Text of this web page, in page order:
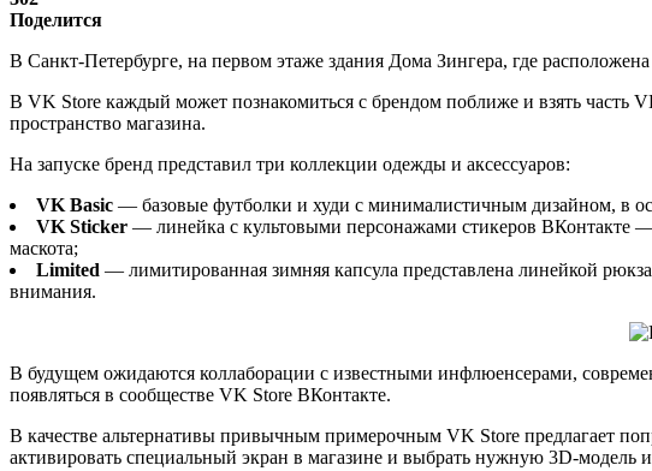
Поделится
В Санкт-Петербурге, на первом этаже здания Дома Зингера, где
В VK Store каждый может познакомиться с брендом поближе и взять часть
пространство магазина.
На запуске бренд представил три коллекции одежды и аксессуаров:
VK Basic — базовые футболки и худи с минималистичным дизайном, в
VK Sticker — линейка с культовыми персонажами стикеров ВКонтакте
маскота;
Limited — лимитированная зимняя капсула представлена линейкой
внимания.
В будущем ожидаются коллаборации с известными инфлюенсерами,
появляться в сообществе VK Store ВКонтакте.
В качестве альтернативы привычным примерочным VK Store предлагает
активировать специальный экран в магазине и выбрать нужную 3D-модель